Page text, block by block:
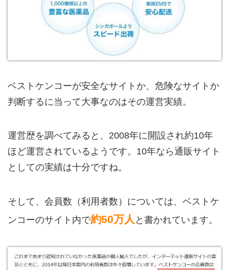
ベストケンコーが安全なサイトか、危険なサイトか
判断するに当って大事なのはその運営実績。
運営歴を調べてみると、2008年に開設され約10年
ほど運営されているようです。10年なら通販サイト
としての実績は十分ですね。
そして、会員数（利用者数）については、ベストケ
ンコーのサイト内で約50万人 と書かれています。